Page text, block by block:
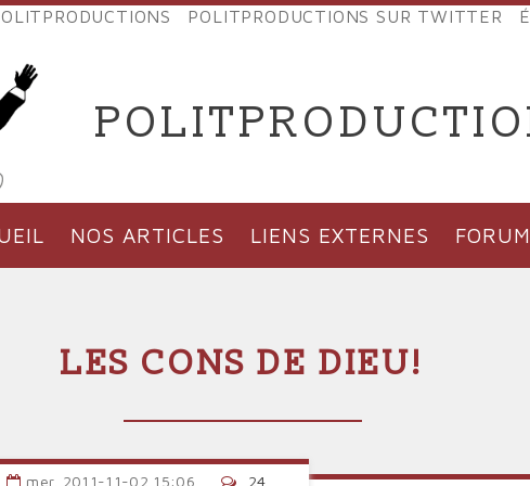
POLITPRODUCTIONS SUR TWITTER
NOS ARTICLES LIENS EXTERNES FORUM
LES CONS DE DIEU!
mer, 2011-11-02 15:06 24